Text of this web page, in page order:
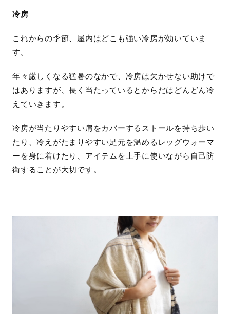
冷房
これからの季節、屋内はどこも強い冷房が効いていま
す。
年々厳しくなる猛暑のなかで、冷房は欠かせない助けで
はありますが、長く当たっているとからだはどんどん冷
えていきます。
冷房が当たりやすい肩をカバーするストールを持ち歩い
たり、冷えがたまりやすい足元を温めるレッグウォーマ
ーを身に着けたり、アイテムを上手に使いながら自己防
衛することが大切です。